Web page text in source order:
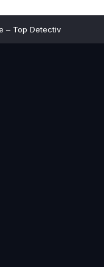
– Top Detectiv